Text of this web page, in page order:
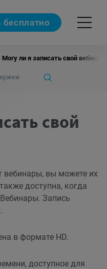
Могу ли я записать свой вебинар?
свой
вы можете их
доступна, когда
Запись
в формате HD.
доступное для